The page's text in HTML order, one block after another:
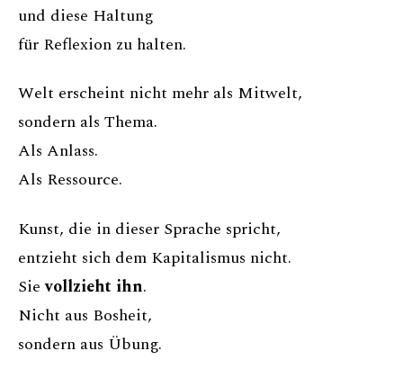
und diese Haltung
für Reflexion zu halten.
Welt erscheint nicht mehr als Mitwelt,
sondern als Thema.
Als Anlass.
Als Ressource.
Kunst, die in dieser Sprache spricht,
entzieht sich dem Kapitalismus nicht.
Sievollzieht ihn.
Nicht aus Bosheit,
sondern aus Übung.